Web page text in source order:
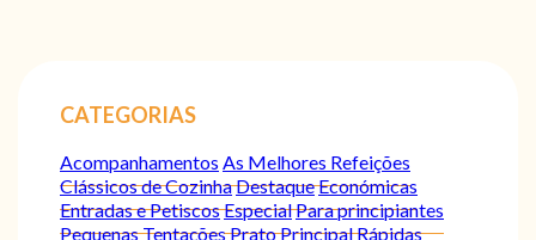
CATEGORIAS
Acompanhamentos As Melhores Refeições
Clássicos de CozinhaDestaqueEconómicas
Entradas e PetiscosEspecialPara principiantes
Pequenas TentaçõesPrato PrincipalRápidas